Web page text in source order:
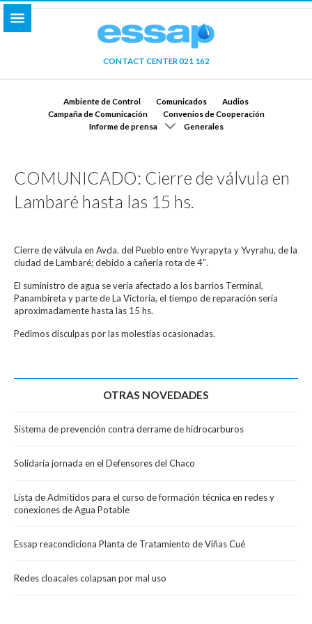
CONTACT CENTER 021 162
Ambiente de Control Comunicados
Audios
Campaña de Comunicación
Convenios de Cooperación
Informe de prensa
Generales
COMUNICADO: Cierre de válvula en
Lambaré hasta las 15 hs.
Cierre de válvula en Avda. del Pueblo entre Yvyrapyta y Yvyrahu, de la
ciudad de Lambaré; debido a cañería rota de 4″.
El suministro de agua se vería afectado a los barrios Terminal,
Panambireta y parte de La Victoria, el tiempo de reparación sería
aproximadamente hasta las 15 hs.
Pedimos disculpas por las molestias ocasionadas.
OTRAS NOVEDADES
Sistema de prevención contra derrame de hidrocarburos
Solidaria jornada en el Defensores del Chaco
Lista de Admitidos para el curso de formación técnica en redes y
conexiones de Agua Potable
Essap reacondiciona Planta de Tratamiento de Viñas Cué
Redes cloacales colapsan por mal uso